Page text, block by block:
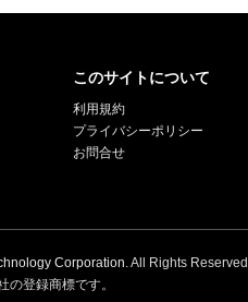
このサイトについて
利用規約
プライバシーポリシー
お問合せ
Corporation . All Rights Reserved.
登録商標です。